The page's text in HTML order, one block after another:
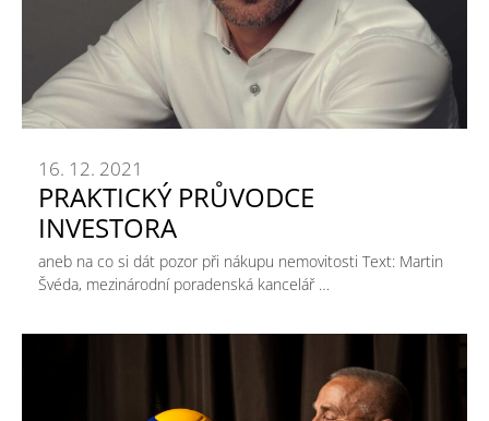
PRAKTICKÝ PRŮVODCE
INVESTORA
16. 12. 2021
aneb na co si dát pozor při nákupu nemovitosti Text: Martin
Švéda, mezinárodní poradenská kancelář …